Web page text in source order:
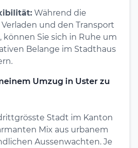
Während die
und den Transport
Sie sich in Ruhe um
Belange im Stadthaus
Umzug in Uster zu
Stadt im Kanton
Mix aus urbanem
Aussenwachten. Je